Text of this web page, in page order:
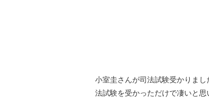
小室圭さんが司法試験受かりま
法試験を受かっただけで凄いと思